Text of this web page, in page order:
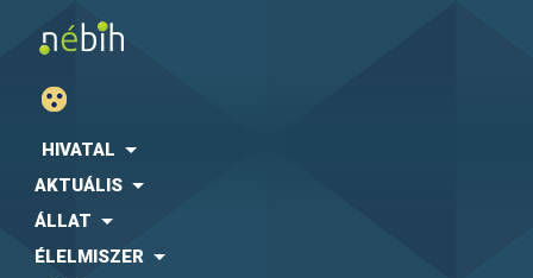
HIVATAL
AKTUÁLIS
ÁLLAT
ÉLELMISZER